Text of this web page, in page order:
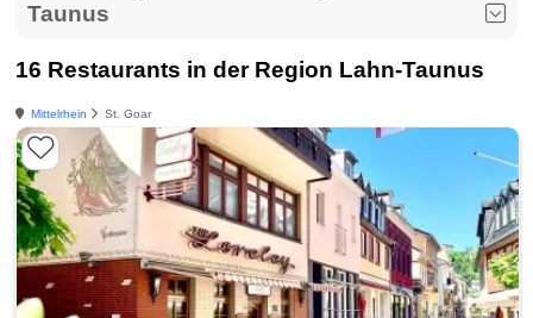
Taunus
16 Restaurants in der Region Lahn-Taunus
Mittelrhein St. Goar